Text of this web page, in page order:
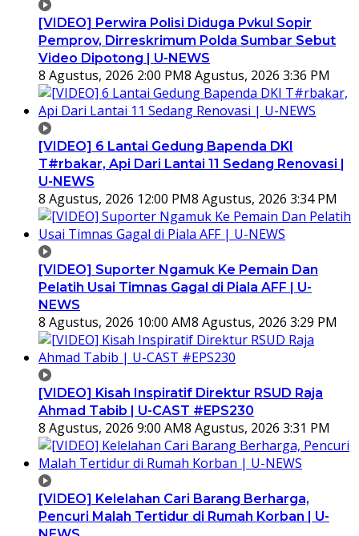
[VIDEO] Perwira Polisi Diduga Pvkul Sopir
Pemprov, Dirreskrimum Polda Sumbar Sebut
Video Dipotong | U-NEWS
8 Agustus, 2026 2:00 PM8 Agustus, 2026 3:36 PM
[VIDEO] 6 Lantai Gedung Bapenda DKI
T#rbakar, Api Dari Lantai 11 Sedang Renovasi |
U-NEWS
8 Agustus, 2026 12:00 PM8 Agustus, 2026 3:34 PM
[VIDEO] Suporter Ngamuk Ke Pemain Dan
Pelatih Usai Timnas Gagal di Piala AFF | U-
NEWS
8 Agustus, 2026 10:00 AM8 Agustus, 2026 3:29 PM
[VIDEO] Kisah Inspiratif Direktur RSUD Raja
Ahmad Tabib | U-CAST #EPS230
8 Agustus, 2026 9:00 AM8 Agustus, 2026 3:31 PM
[VIDEO] Kelelahan Cari Barang Berharga,
Pencuri Malah Tertidur di Rumah Korban | U-